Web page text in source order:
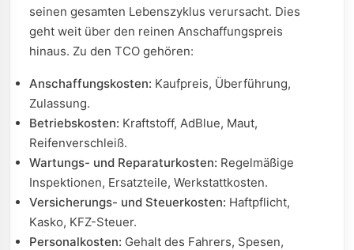
seinen gesamten Lebenszyklus verursacht. Dies
geht weit über den reinen Anschaffungspreis
hinaus. Zu den TCO gehören:
Anschaffungskosten: Kaufpreis, Überführung,
Zulassung.
Betriebskosten: Kraftstoff, AdBlue, Maut,
Reifenverschleiß.
Wartungs- und Reparaturkosten: Regelmäßige
Inspektionen, Ersatzteile, Werkstattkosten.
Versicherungs- und Steuerkosten: Haftpflicht,
Kasko, KFZ-Steuer.
Personalkosten: Gehalt des Fahrers, Spesen,